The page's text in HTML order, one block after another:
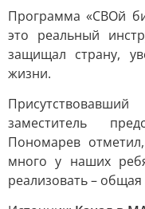
Программа «СВОй
это реальный
защищал страну,
жизни.
заместитель
Пономарев
много у наших
реализовать – общая